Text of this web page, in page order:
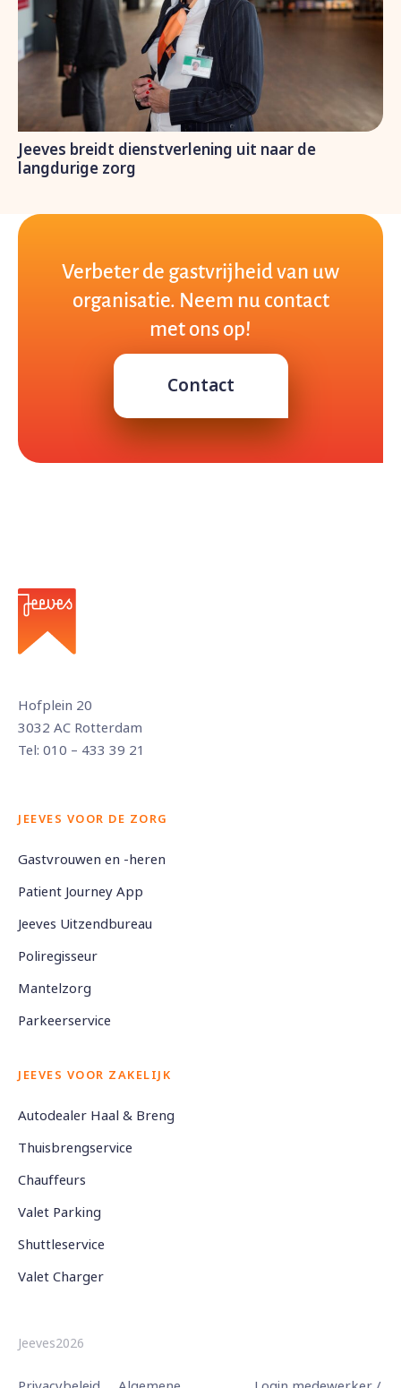
Jeeves breidt dienstverlening uit naar de
langdurige zorg
Verbeter de gastvrijheid van uw
organisatie. Neem nu contact
met ons op!
Contact
Hofplein 20
3032 AC Rotterdam
Tel: 010 – 433 39 21
JEEVES VOOR DE ZORG
Gastvrouwen en -heren
Patient Journey App
Jeeves Uitzendbureau
Poliregisseur
Mantelzorg
Parkeerservice
JEEVES VOOR ZAKELIJK
Autodealer Haal & Breng
Thuisbrengservice
Chauffeurs
Valet Parking
Shuttleservice
Valet Charger
Jeeves2026